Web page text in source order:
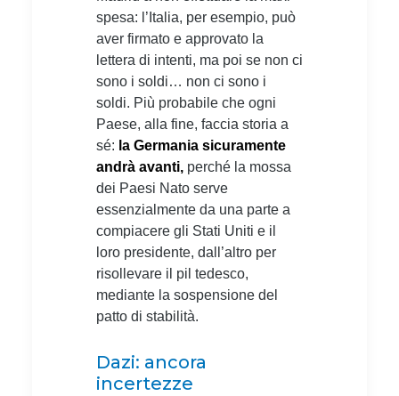
spesa: l’Italia, per esempio, può
aver firmato e approvato la
lettera di intenti, ma poi se non ci
sono i soldi… non ci sono i
soldi. Più probabile che ogni
Paese, alla fine, faccia storia a
sé: la Germania sicuramente
andrà avanti, perché la mossa
dei Paesi Nato serve
essenzialmente da una parte a
compiacere gli Stati Uniti e il
loro presidente, dall’altro per
risollevare il pil tedesco,
mediante la sospensione del
patto di stabilità.
Dazi: ancora
incertezze